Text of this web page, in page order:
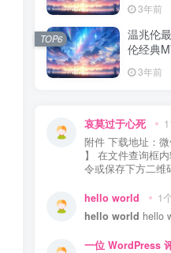
门全部图
3年前
温兆伦
伦经典
3年前
TOP6
哀莫过于心死
附件 下载地址：
】 在文件查询框
令或保存下方二维
hello world 1
hello world hello